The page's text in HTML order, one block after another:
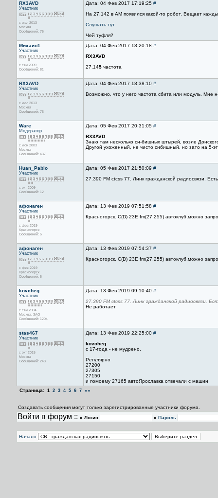
RX3AVD
Участник
с июл 2013
Москва
Сообщений: 75
Дата: 04 Фев 2017 17:19:25 #
На 27.142 в АМ появился какой-то робот. Вещает
Слушать тут
Чей туфля?
Михаил1
Участник
с сен 2009
Сообщений: 81
Дата: 04 Фев 2017 18:20:18 #
RX3AVD
27.145 частота
RX3AVD
Участник
с июл 2013
Москва
Сообщений: 75
Дата: 04 Фев 2017 18:38:10 #
Возможно, что у него частота сбита или модуль. Мне
Ware
Модератор
с июн 2003
Москва
Сообщений: 437
Дата: 05 Фев 2017 20:31:05 #
RX3AVD
Знаю там несколько си-бишных штырей, возле
Другой ухоженный, не чисто сибишный, но зато на 5-
Huan_Pablo
Участник
с окт 2009
Сообщений: 12
Дата: 05 Фев 2017 21:50:09 #
27.390 FM ctcss 77. Линк гражданской радиосвязи.
афонаген
Участник
с фев 2019
Красногорск
Сообщений: 5
Дата: 13 Фев 2019 07:51:58 #
Красногорск. C(D) 23E fm(27.255) автоклуб,можно
афонаген
Участник
с фев 2019
Красногорск
Сообщений: 5
Дата: 13 Фев 2019 07:54:37 #
Красногорск. C(D) 23E fm(27.255) автоклуб,можно
kovcheg
Участник
с сен 2004
Москва. ЗАО
Сообщений: 1204
Дата: 13 Фев 2019 09:10:40 #
27.390 FM ctcss 77. Линк гражданской радиосвязи.
Не работает.
stas467
Участник
с окт 2015
Москва
Сообщений: 243
Дата: 13 Фев 2019 22:25:00 #
kovcheg
с 17-года - не мудрено.
Регулярно
27200
27305
27150
и помоему 27165 автоЯрославка отвечали с машин
Страница: 1 2 3 4 5 6 7 »»
Создавать сообщения могут только зарегистрированные участники форума.
Войти в форум :: » Логин » Пароль
Начало